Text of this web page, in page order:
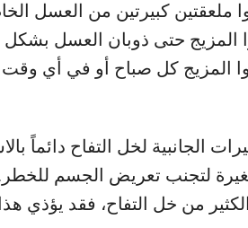
ملعقتين كبيرتين من العسل
المزيج حتى ذوبان العسل بشكل
المزيج كل صباح أو في أي
الجانبية لخل التفاح دائماً
لتجنب تعريض الجسم
من خل التفاح، فقد يؤذي